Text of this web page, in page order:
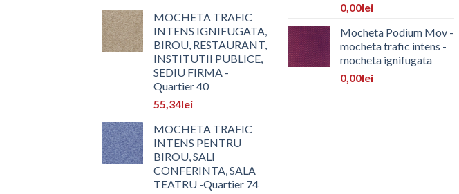
MOCHETA TRAFIC
INTENS IGNIFUGATA,
BIROU, RESTAURANT,
INSTITUTII PUBLICE,
SEDIU FIRMA -
Quartier 40
55,34lei
MOCHETA TRAFIC
INTENS PENTRU
BIROU, SALI
CONFERINTA, SALA
TEATRU -Quartier 74
0,00lei
Mocheta Podium Mov -
mocheta trafic intens -
mocheta ignifugata
0,00lei